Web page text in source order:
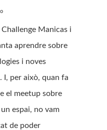
Manicas i
aprendre sobre
i noves
I, per això, quan fa
el meetup sobre
espai, no vam
de poder